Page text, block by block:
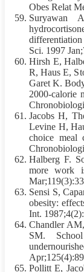
Obes Relat
Suryawan
Sci. 1997
Hirsh E,
R, Haus E,
Garet K.
2000-calorie
Jacobs H,
Levine H,
choice meal
Halberg F.
more work
Sensi S,
obesity:
Int.
Chandler
SM.
Pollitt E,